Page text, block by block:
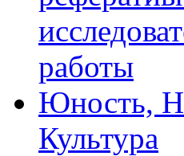
работы
Юность,
Культура